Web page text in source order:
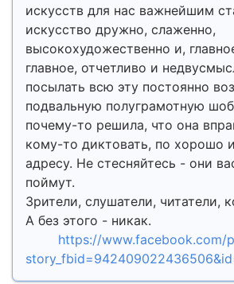
искусств для нас важнейшим
искусство дружно, слаженно,
высокохудожественно и,
главное, отчетливо и
посылать всю эту постоянно
подвальную полуграмотную
почему-то решила, что она
кому-то диктовать, по хорошо
адресу. Не стесняйтесь - они
поймут.
Зрители, слушатели, читатели,
А без этого - никак.
https://www.facebook.com/